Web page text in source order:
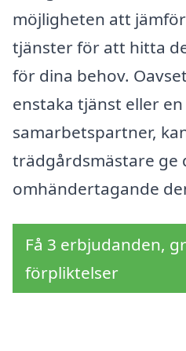
möjligheten att
tjänster för att hitta
för dina behov.
enstaka tjänst eller
samarbetspartner,
trädgårdsmästare ge
omhändertagande
Få 3 erbjudanden,
förpliktelser